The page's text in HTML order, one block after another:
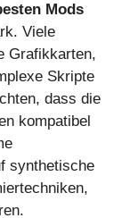
Mods
Viele
Grafikkarten,
Skripte
dass die
kompatibel
synthetische